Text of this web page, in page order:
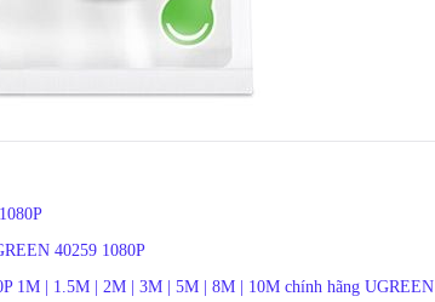
40259 1080P
1M | 1.5M | 2M | 3M | 5M | 8M | 10M chính hãng UGREEN